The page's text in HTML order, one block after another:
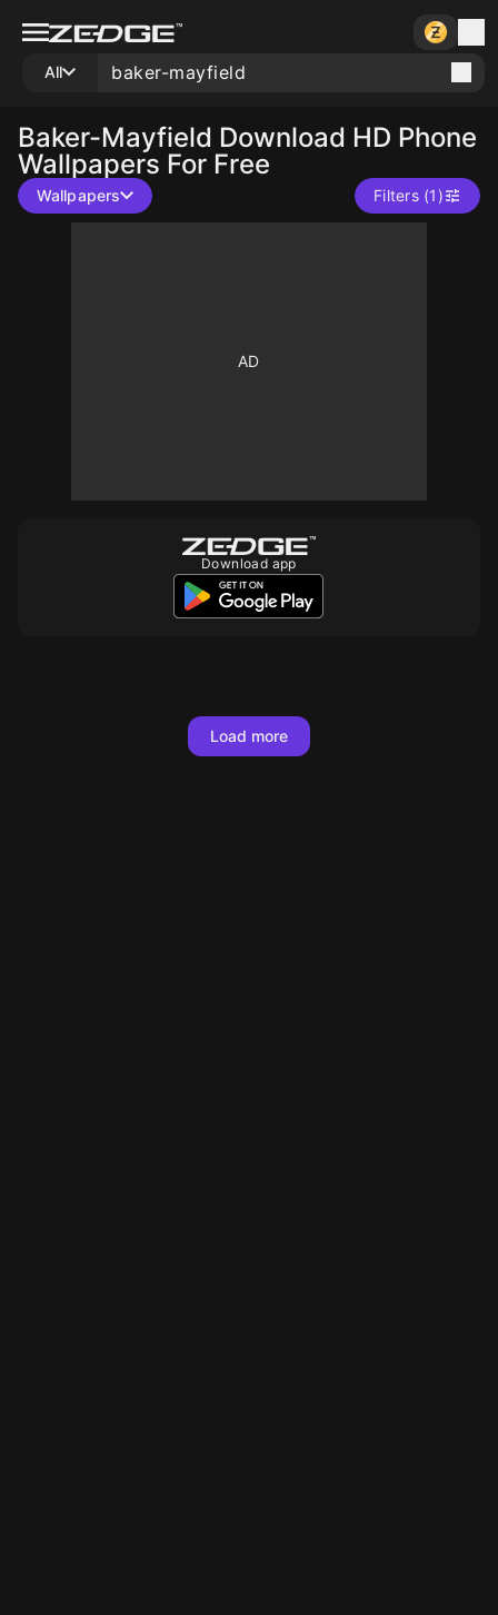
All
Baker-Mayfield Download HD Phone
Wallpapers For Free
Wallpapers Filters (1)
Download app
Load more